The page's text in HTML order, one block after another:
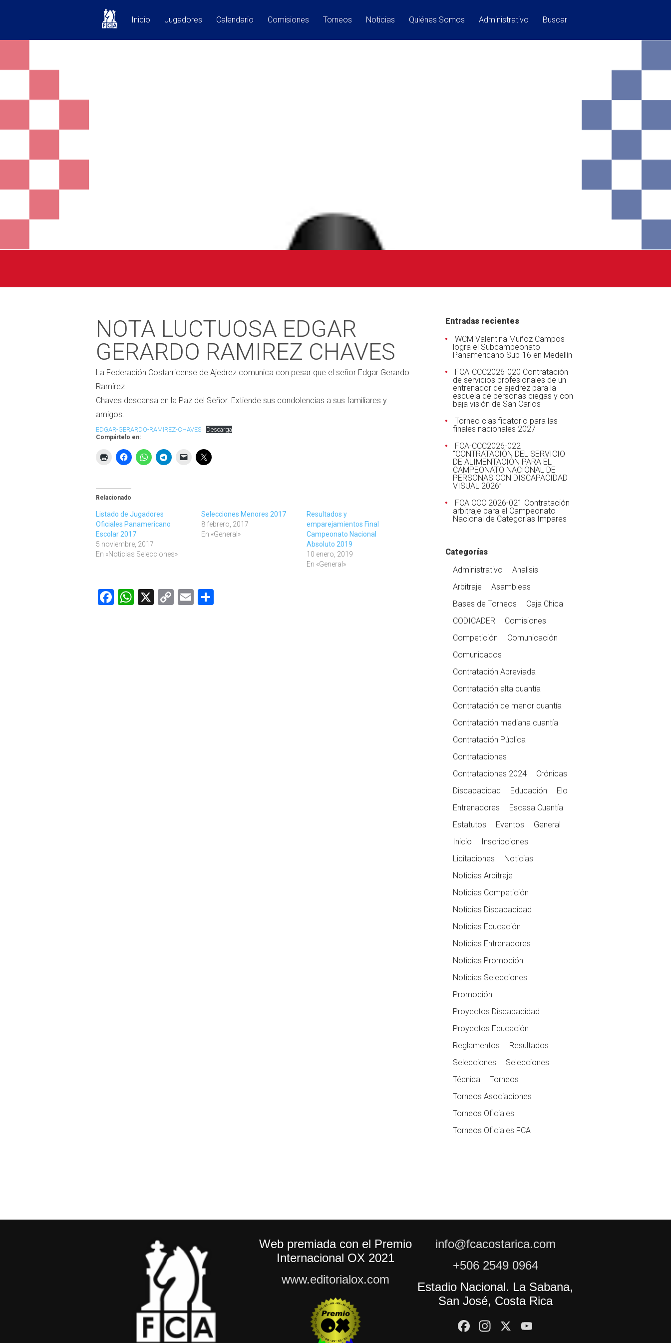
Inicio Jugadores Calendario Comisiones Torneos Noticias Quiénes Somos Administrativo Buscar
NOTA LUCTUOSA EDGAR
GERARDO RAMIREZ CHAVES
La Federación Costarricense de Ajedrez comunica con pesar que el señor Edgar Gerardo
Ramírez
Chaves descansa en la Paz del Señor. Extiende sus condolencias a sus familiares y
amigos.
EDGAR-GERARDO-RAMIREZ-CHAVES Descarga
Compártelo en:
Relacionado
Listado de Jugadores
Oficiales Panamericano
Escolar 2017
5 noviembre, 2017
En «Noticias Selecciones»
Selecciones Menores 2017
8 febrero, 2017
En «General»
Resultados y
emparejamientos Final
Campeonato Nacional
Absoluto 2019
10 enero, 2019
En «General»
Facebook
WhatsApp
X
CopyEmail
Entradas recientes
WCM Valentina Muñoz Campos
logra el Subcampeonato
Panamericano Sub-16 en Medellín
FCA-CCC2026-020 Contratación
de servicios profesionales de un
entrenador de ajedrez para la
escuela de personas ciegas y con
baja visión de San Carlos
Torneo clasificatorio para las
finales nacionales 2027
FCA-CCC2026-022
“CONTRATACIÓN DEL SERVICIO
DE ALIMENTACIÓN PARA EL
CAMPEONATO NACIONAL DE
PERSONAS CON DISCAPACIDAD
VISUAL 2026”
FCA CCC 2026-021 Contratación
arbitraje para el Campeonato
Nacional de Categorías Impares
Categorías
Administrativo
Analisis
Arbitraje
Asambleas
Bases de Torneos
Caja Chica
CODICADER
Comisiones
Competición
Comunicación
Comunicados
Contratación Abreviada
Contratación alta cuantía
Contratación de menor cuantía
Contratación mediana cuantía
Contratación Pública
Contrataciones
Contrataciones 2024
Crónicas
Discapacidad
Educación
Elo
Entrenadores
Escasa Cuantía
Estatutos
Eventos
General
Inicio
Inscripciones
Licitaciones
Noticias
Noticias Arbitraje
Noticias Competición
Noticias Discapacidad
Noticias Educación
Noticias Entrenadores
Noticias Promoción
Noticias Selecciones
Promoción
Proyectos Discapacidad
Proyectos Educación
Reglamentos
Resultados
Selecciones
Selecciones
Técnica
Torneos
Torneos Asociaciones
Torneos Oficiales
Torneos Oficiales FCA
Web premiada con el Premio
Internacional OX 2021
www.editorialox.com
info@fcacostarica.com
+506 2549 0964
Estadio Nacional. La Sabana,
San José, Costa Rica